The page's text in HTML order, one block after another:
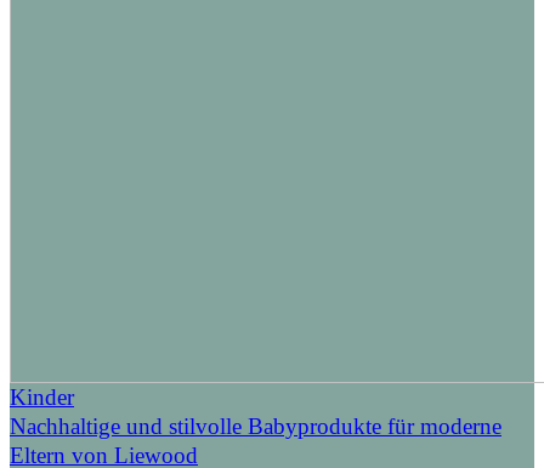
Kinder
Nachhaltige und stilvolle Babyprodukte für moderne
Eltern von Liewood